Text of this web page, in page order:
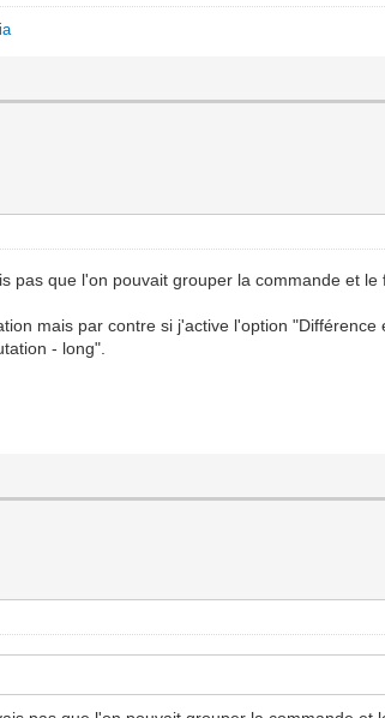
pas que l'on pouvait grouper la commande et le
mais par contre si j'active l'option
- long".